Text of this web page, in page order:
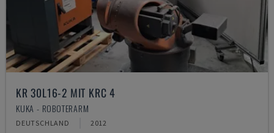
KR 30L16-2 MIT KRC 4
KUKA - ROBOTERARM
DEUTSCHLAND 2012